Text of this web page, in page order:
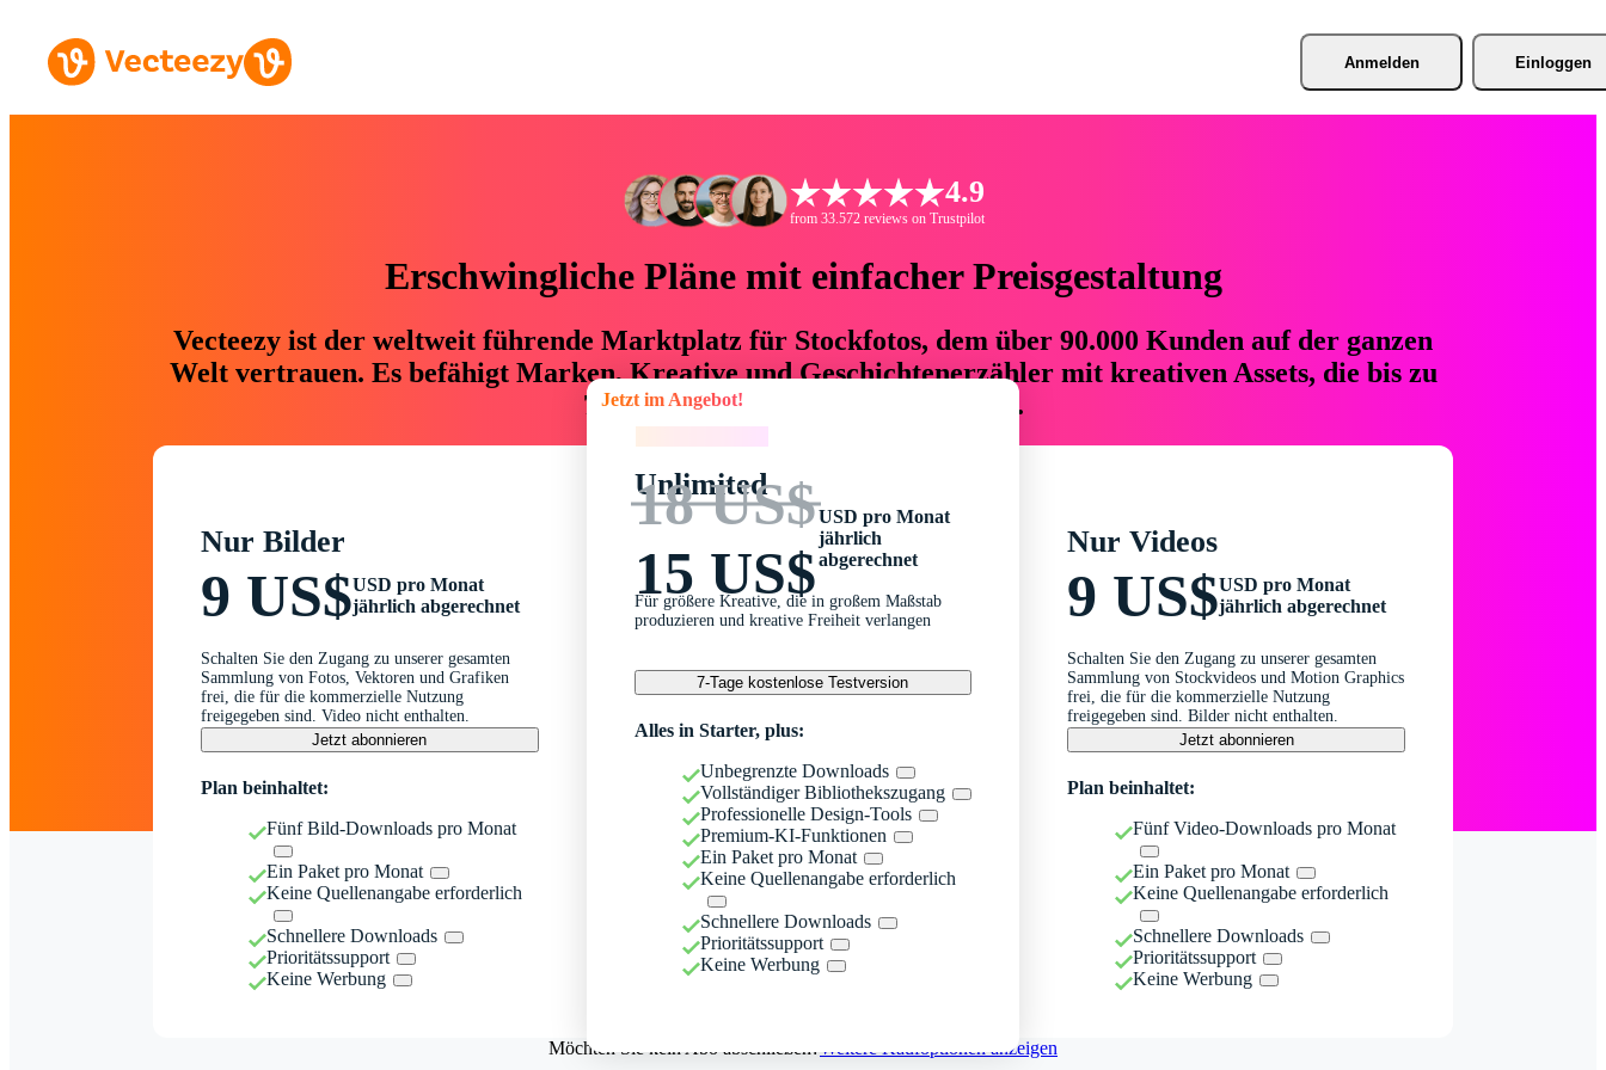
Anmelden Einloggen
4.9
from 33.572 reviews on Trustpilot
Erschwingliche Pläne mit einfacher Preisgestaltung
Vecteezy ist der weltweit führende Marktplatz für Stockfotos, dem über 90.000 Kunden auf der ganzen
Welt vertrauen. Es befähigt Marken, Kreative und Geschichtenerzähler mit kreativen Assets, die bis zu
76 % an Zeit und Budget einsparen.
Nur Bilder
9 US$USD pro Monat
jährlich abgerechnet
Schalten Sie den Zugang zu unserer gesamten
Sammlung von Fotos, Vektoren und Grafiken
frei, die für die kommerzielle Nutzung
freigegeben sind. Video nicht enthalten.
Jetzt abonnieren
Plan beinhaltet:
Fünf Bild-Downloads pro Monat
Ein Paket pro Monat
Keine Quellenangabe erforderlich
Schnellere Downloads
Prioritätssupport
Keine Werbung
Jetzt im Angebot!
Unlimited
18 US$
15 US$
USD pro Monat
jährlich
abgerechnet
Für größere Kreative, die in großem Maßstab
produzieren und kreative Freiheit verlangen
7-Tage kostenlose Testversion
Alles in Starter, plus:
Unbegrenzte Downloads
Vollständiger Bibliothekszugang
Professionelle Design-Tools
Premium-KI-Funktionen
Ein Paket pro Monat
Keine Quellenangabe erforderlich
Schnellere Downloads
Prioritätssupport
Keine Werbung
Nur Videos
9 US$USD pro Monat
jährlich abgerechnet
Schalten Sie den Zugang zu unserer gesamten
Sammlung von Stockvideos und Motion Graphics
frei, die für die kommerzielle Nutzung
freigegeben sind. Bilder nicht enthalten.
Jetzt abonnieren
Plan beinhaltet:
Fünf Video-Downloads pro Monat
Ein Paket pro Monat
Keine Quellenangabe erforderlich
Schnellere Downloads
Prioritätssupport
Keine Werbung
Möchten Sie kein Abo abschließen?Weitere Kaufoptionen anzeigen